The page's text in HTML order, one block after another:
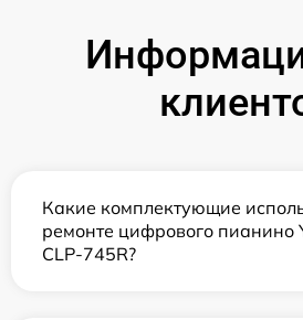
Какие комплектующие
ремонте цифрового пианино
CLP-745R?